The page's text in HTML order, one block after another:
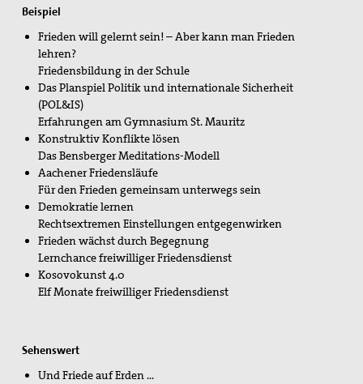
Preisbeirat
Hintergrund: Papst Johannes XXIII und II.
Vatikanisches Konzil
Spiritueller Impuls
Mitmachen
Basisgruppen
Spenden Friedensreferent
Aktionen / Projekte
Mitglied werden!
Mitgliedschaft verschenken
Beispiel
Frieden will gelernt sein! – Aber kann man Frieden
lehren?
Friedensbildung in der Schule
Das Planspiel Politik und internationale Sicherheit
(POL&IS)
Erfahrungen am Gymnasium St. Mauritz
Konstruktiv Konflikte lösen
Das Bensberger Meditations-Modell
Aachener Friedensläufe
Für den Frieden gemeinsam unterwegs sein
Demokratie lernen
Rechtsextremen Einstellungen entgegenwirken
Frieden wächst durch Begegnung
Lernchance freiwilliger Friedensdienst
Kosovokunst 4.0
Elf Monate freiwilliger Friedensdienst
Sehenswert
Und Friede auf Erden …